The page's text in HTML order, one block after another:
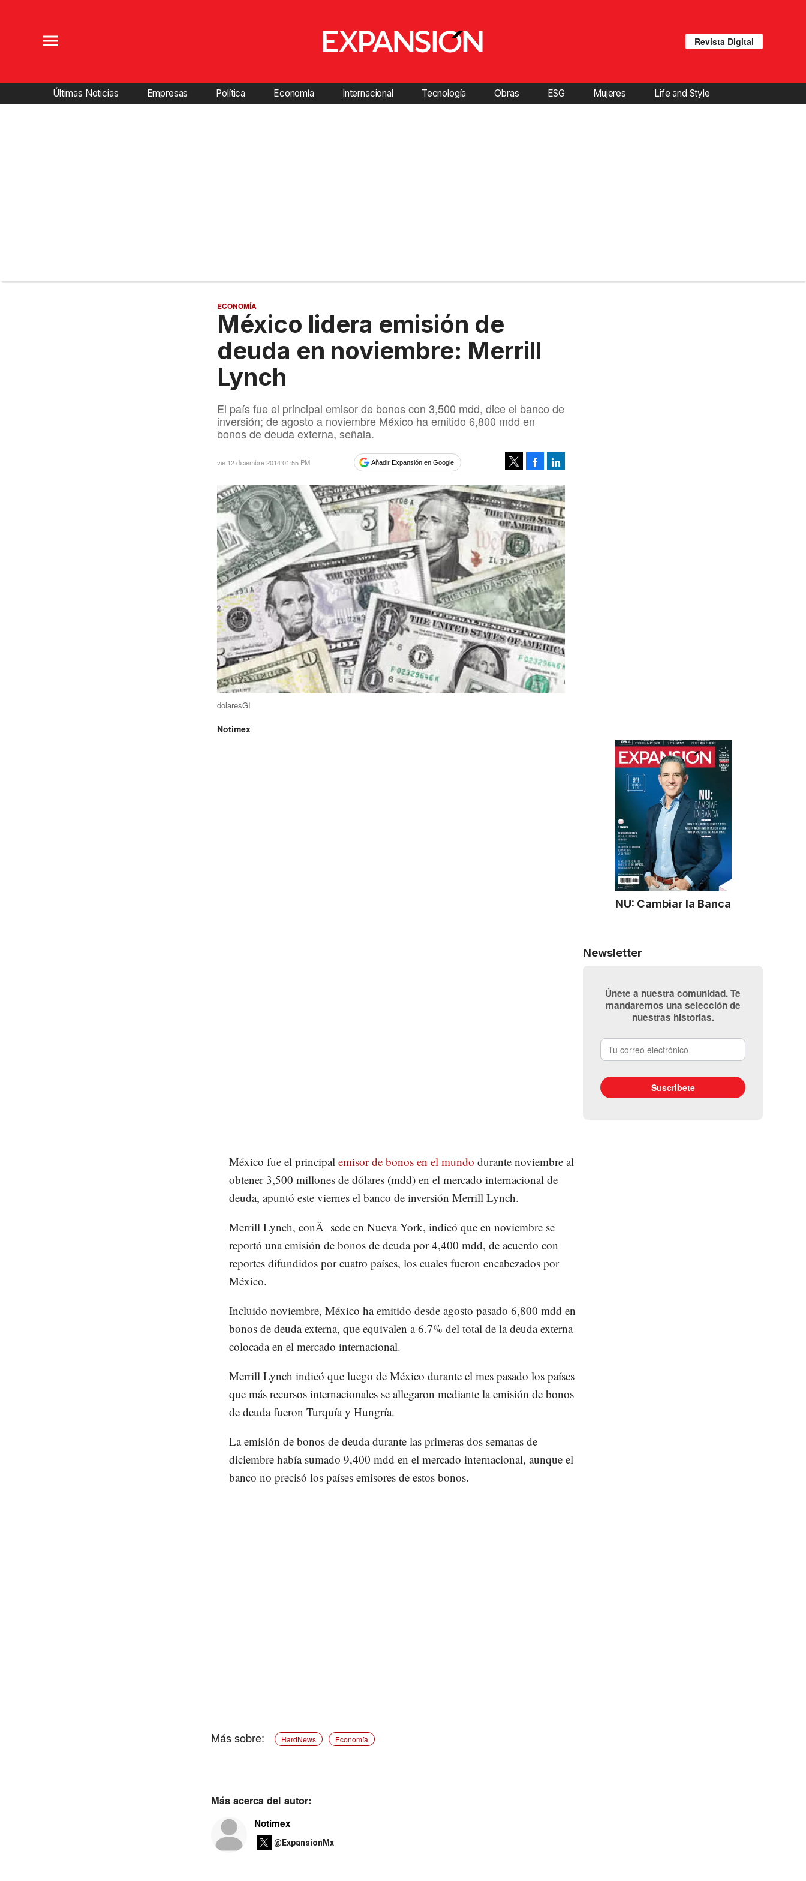
Revista Digital
Últimas Noticias Empresas Política Economía Internacional Tecnología Obras ESG Mujeres Life and Style
NU: Cambiar la Banca
Newsletter
Únete a nuestra comunidad. Te
mandaremos una selección de
nuestras historias.
ECONOMÍA
México lidera emisión de
deuda en noviembre: Merrill
Lynch
El país fue el principal emisor de bonos con 3,500 mdd, dice el banco de
inversión; de agosto a noviembre México ha emitido 6,800 mdd en
bonos de deuda externa, señala.
vie 12 diciembre 2014 01:55 PM Añadir Expansión en Google Facebook
dolaresGI
Notimex
México fue el principal emisor de bonos en el mundo durante noviembre al
obtener 3,500 millones de dólares (mdd) en el mercado internacional de
deuda, apuntó este viernes el banco de inversión Merrill Lynch.
Merrill Lynch, conÂ sede en Nueva York, indicó que en noviembre se
reportó una emisión de bonos de deuda por 4,400 mdd, de acuerdo con
reportes difundidos por cuatro países, los cuales fueron encabezados por
México.
Incluido noviembre, México ha emitido desde agosto pasado 6,800 mdd en
bonos de deuda externa, que equivalen a 6.7% del total de la deuda externa
colocada en el mercado internacional.
Merrill Lynch indicó que luego de México durante el mes pasado los países
que más recursos internacionales se allegaron mediante la emisión de bonos
de deuda fueron Turquía y Hungría.
La emisión de bonos de deuda durante las primeras dos semanas de
diciembre había sumado 9,400 mdd en el mercado internacional, aunque el
banco no precisó los países emisores de estos bonos.
HardNews Economía
Más acerca del autor:
Notimex
@ExpansionMx